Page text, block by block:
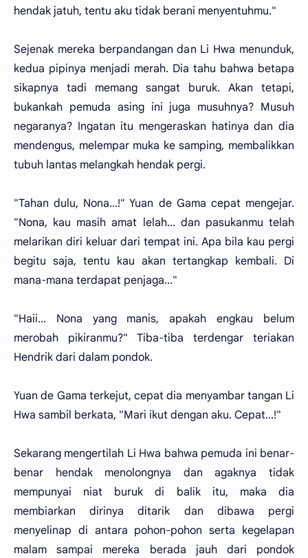
hendak jatuh, tentu aku tidak berani menyentuhmu."
Sejenak mereka berpandangan dan Li Hwa menunduk,
kedua pipinya menjadi merah. Dia tahu bahwa betapa
sikapnya tadi memang sangat buruk. Akan tetapi,
bukankah pemuda asing ini juga musuhnya? Musuh
negaranya? Ingatan itu mengeraskan hatinya dan dia
mendengus, melempar muka ke samping, membalikkan
tubuh lantas melangkah hendak pergi.
"Tahan dulu, Nona...!" Yuan de Gama cepat mengejar.
"Nona, kau masih amat lelah... dan pasukanmu telah
melarikan diri keluar dari tempat ini. Apa bila kau pergi
begitu saja, tentu kau akan tertangkap kembali. Di
mana-mana terdapat penjaga..."
"Haii... Nona yang manis, apakah engkau belum
merobah pikiranmu?" Tiba-tiba terdengar teriakan
Hendrik dari dalam pondok.
Yuan de Gama terkejut, cepat dia menyambar tangan Li
Hwa sambil berkata, "Mari ikut dengan aku. Cepat...!"
Sekarang mengertilah Li Hwa bahwa pemuda ini benar-
benar hendak menolongnya dan agaknya tidak
mempunyai niat buruk di balik itu, maka dia
membiarkan dirinya ditarik dan dibawa pergi
menyelinap di antara pohon-pohon serta kegelapan
malam sampai mereka berada jauh dari pondok